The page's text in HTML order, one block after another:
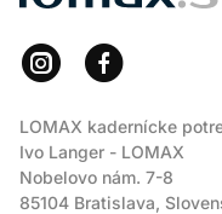
LOMAX kadernícke
Ivo Langer - LOMAX
Nobelovo nám. 7-8
85104 Bratislava,